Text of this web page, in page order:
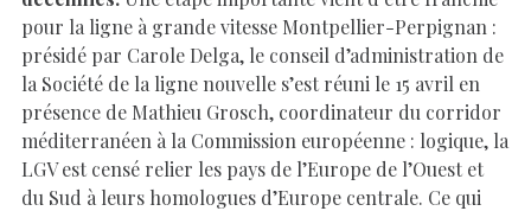
pour la ligne à grande vitesse Montpellier-Perpignan :
présidé par Carole Delga, le conseil d’administration de
la Société de la ligne nouvelle s’est réuni le 15 avril en
présence de Mathieu Grosch, coordinateur du corridor
méditerranéen à la Commission européenne : logique, la
LGV est censé relier les pays de l’Europe de l’Ouest et
du Sud à leurs homologues d’Europe centrale. Ce qui